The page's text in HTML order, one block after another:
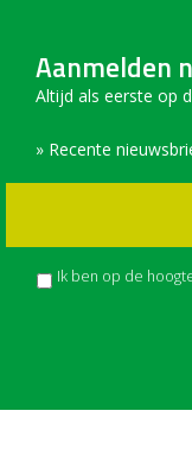
Aanmelden
Altijd als eerste op
» Recente
Ik ben op de